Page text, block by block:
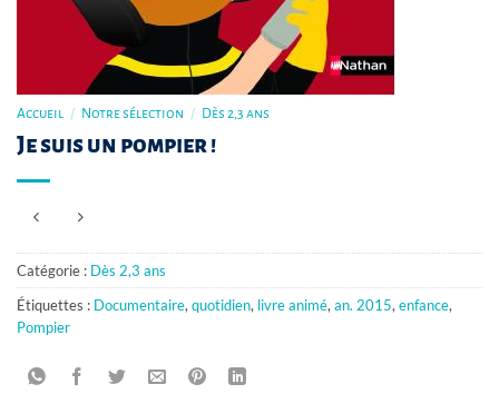
Accueil / Notre sélection / Dès 2,3 ans
Je suis un pompier !
Catégorie : Dès 2,3 ans
Étiquettes : Documentaire,quotidien, livre animé,an. 2015,enfance,
Pompier